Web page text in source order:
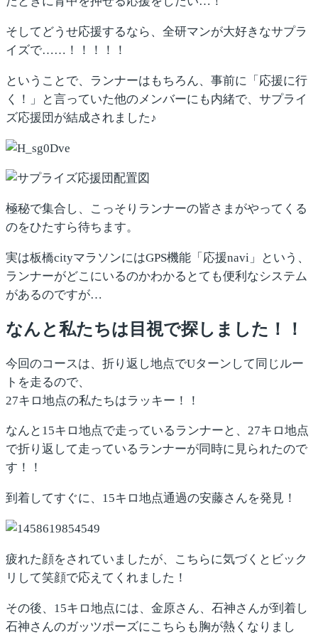
そしてどうせ応援するなら、全研マンが大好きなサプラ
イズで……！！！！！
ということで、ランナーはもちろん、事前に「応援に行
く！」と言っていた他のメンバーにも内緒で、サプライ
ズ応援団が結成されました♪
極秘で集合し、こっそりランナーの皆さまがやってくる
のをひたすら待ちます。
実は板橋cityマラソンにはGPS機能「応援navi」という、
ランナーがどこにいるのかわかるとても便利なシステム
があるのですが…
なんと私たちは目視で探しました！！
今回のコースは、折り返し地点でUターンして同じルー
トを走るので、
27キロ地点の私たちはラッキー！！
なんと15キロ地点で走っているランナーと、27キロ地点
で折り返して走っているランナーが同時に見られたので
す！！
到着してすぐに、15キロ地点通過の安藤さんを発見！
疲れた顔をされていましたが、こちらに気づくとビック
リして笑顔で応えてくれました！
その後、15キロ地点には、金原さん、石神さんが到着し
石神さんのガッツポーズにこちらも胸が熱くなりまし